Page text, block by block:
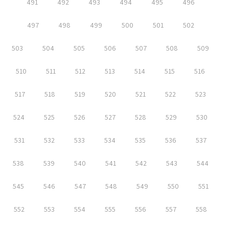
491 492 493 494 495 496
497 498 499 500 501 502
503 504 505 506 507 508 509
510 511 512 513 514 515 516
517 518 519 520 521 522 523
524 525 526 527 528 529 530
531 532 533 534 535 536 537
538 539 540 541 542 543 544
545 546 547 548 549 550 551
552 553 554 555 556 557 558